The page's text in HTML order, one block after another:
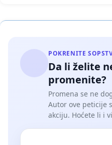
POKRENITE
Da li želite
promenite?
Promena se ne
Autor ove peticije
akciju. Hoćete li i